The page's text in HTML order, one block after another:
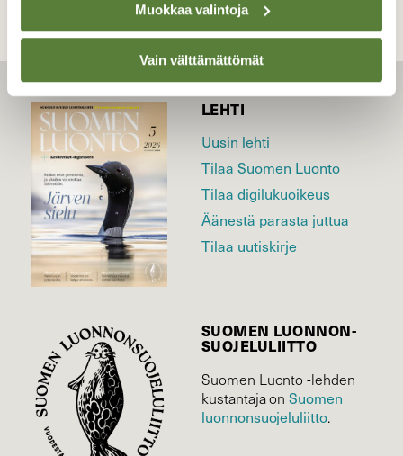
Muokkaa valintoja
Vain välttämättömät
LEHTI
Uusin lehti
Tilaa Suomen Luonto
Tilaa digilukuoikeus
Äänestä parasta juttua
Tilaa uutiskirje
SUOMEN LUONNON­
SUOJELU­LIITTO
Suomen Luonto -lehden
kustantaja onSuomen
luonnonsuojelu­liitto.